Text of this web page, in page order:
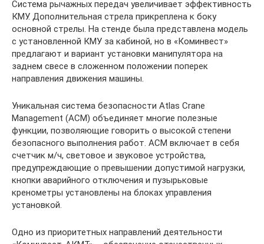
Система рычажных передач увеличивает эффективность
КМУ. Дополнительная стрела прикреплена к боку
основной стрелы. На стенде была представлена модель
с установленной КМУ за кабиной, но в «Коминвест»
предлагают и вариант установки манипулятора на
заднем свесе в сложенном положении поперек
направления движения машины.
Уникальная система безопасности Atlas Crane
Management (ACM) объединяет многие полезные
функции, позволяющие говорить о высокой степени
безопасного выполнения работ. ACM включает в себя
счетчик м/ч, световое и звуковое устройства,
предупреждающие о превышении допустимой нагрузки,
кнопки аварийного отключения и пузырьковые
кренометры установлены на блоках управления
установкой.
Одно из приоритетных направлений деятельности